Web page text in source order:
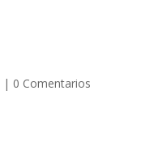
| 0 Comentarios